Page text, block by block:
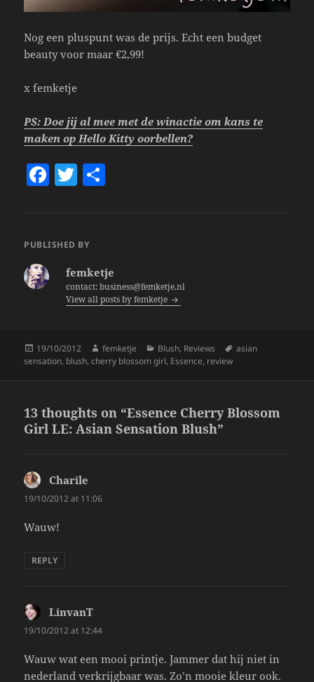
Nog een pluspunt was de prijs. Echt een budget
beauty voor maar €2,99!
x femketje
PS: Doe jij al mee met de winactie om kans te
maken op Hello Kitty oorbellen?
F
e
T
er
PUBLISHED BY
femketje
contact: business@femketje.nl
View all posts by femketje
Posted
on
19/10/2012 Author
femketje Categories
Blush, Reviews Tags
asian
sensation, blush,cherry blossom girl, Essence, review
13 thoughts on “Essence Cherry Blossom
Girl LE: Asian Sensation Blush”
Charile
19/10/2012 at 11:06
Wauw!
REPLY
LinvanT
19/10/2012 at 12:44
Wauw wat een mooi printje. Jammer dat hij niet in
nederland verkrijgbaar was. Zo’n mooie kleur ook.